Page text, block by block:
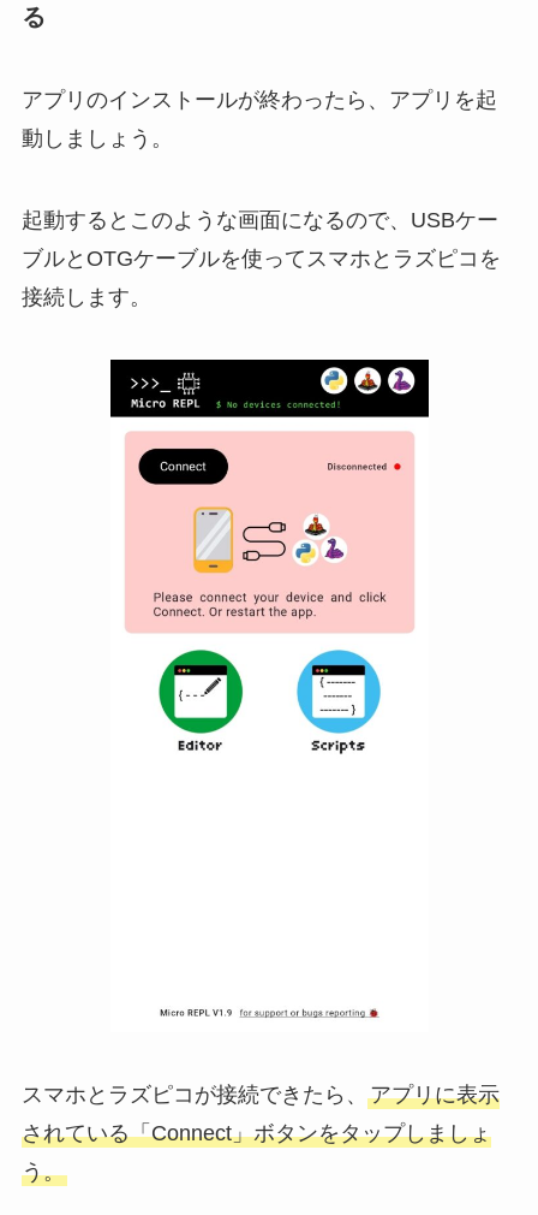
る
アプリのインストールが終わったら、アプリを起
動しましょう。
起動するとこのような画面になるので、USBケー
ブルとOTGケーブルを使ってスマホとラズピコを
接続します。
スマホとラズピコが接続できたら、 アプリに表示
されている「Connect」ボタンをタップしましょ
う。